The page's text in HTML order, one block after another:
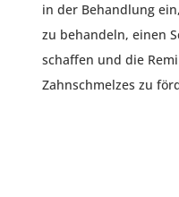
in der Behandlung
zu behandeln, einen
schaffen und die
Zahnschmelzes zu